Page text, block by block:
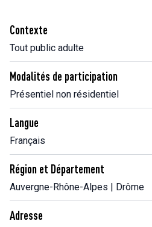
Contexte
Tout public adulte
Modalités de participation
Présentiel non résidentiel
Langue
Français
Région et Département
Auvergne-Rhône-Alpes | Drôme
Adresse